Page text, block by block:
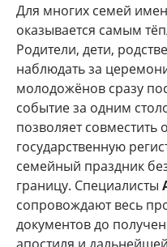
Для многих семей
оказывается самым
Родители, дети,
наблюдать за
молодожёнов сразу
событие за одним
позволяет
государственную
семейный праздник
границу. Специалисты
сопровождают весь
документов до